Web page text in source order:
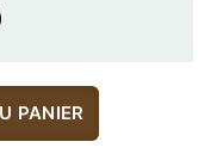
PANIER